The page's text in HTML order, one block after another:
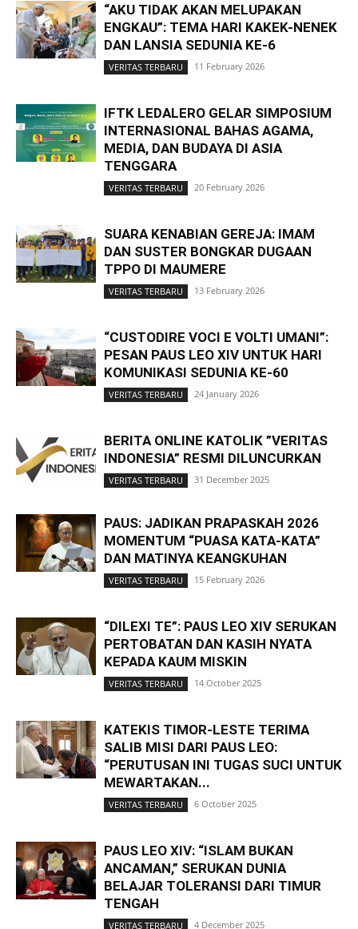
“AKU TIDAK AKAN MELUPAKAN
ENGKAU”: TEMA HARI KAKEK-NENEK
DAN LANSIA SEDUNIA KE-6
VERITAS TERBARU 11 February 2026
IFTK LEDALERO GELAR SIMPOSIUM
INTERNASIONAL BAHAS AGAMA,
MEDIA, DAN BUDAYA DI ASIA
TENGGARA
VERITAS TERBARU 20 February 2026
SUARA KENABIAN GEREJA: IMAM
DAN SUSTER BONGKAR DUGAAN
TPPO DI MAUMERE
VERITAS TERBARU 13 February 2026
“CUSTODIRE VOCI E VOLTI UMANI”:
PESAN PAUS LEO XIV UNTUK HARI
KOMUNIKASI SEDUNIA KE-60
VERITAS TERBARU 24 January 2026
BERITA ONLINE KATOLIK ”VERITAS
INDONESIA” RESMI DILUNCURKAN
VERITAS TERBARU 31 December 2025
PAUS: JADIKAN PRAPASKAH 2026
MOMENTUM “PUASA KATA-KATA”
DAN MATINYA KEANGKUHAN
VERITAS TERBARU 15 February 2026
“DILEXI TE”: PAUS LEO XIV SERUKAN
PERTOBATAN DAN KASIH NYATA
KEPADA KAUM MISKIN
VERITAS TERBARU 14 October 2025
KATEKIS TIMOR-LESTE TERIMA
SALIB MISI DARI PAUS LEO:
“PERUTUSAN INI TUGAS SUCI UNTUK
MEWARTAKAN...
VERITAS TERBARU 6 October 2025
PAUS LEO XIV: “ISLAM BUKAN
ANCAMAN,” SERUKAN DUNIA
BELAJAR TOLERANSI DARI TIMUR
TENGAH
VERITAS TERBARU 4 December 2025